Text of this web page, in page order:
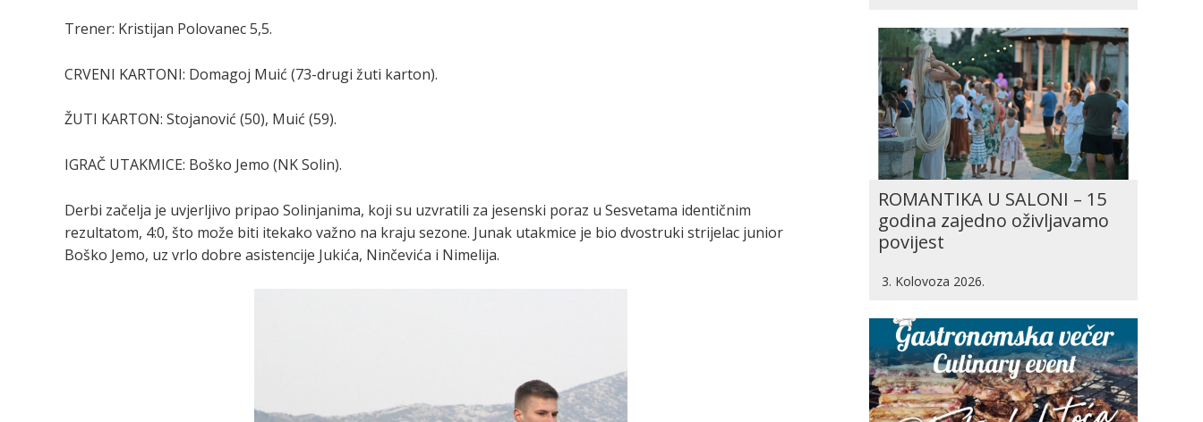
Trener: Kristijan Polovanec 5,5.
CRVENI KARTONI: Domagoj Muić (73-drugi žuti karton).
ŽUTI KARTON: Stojanović (50), Muić (59).
IGRAČ UTAKMICE: Boško Jemo (NK Solin).
Derbi začelja je uvjerljivo pripao Solinjanima, koji su uzvratili za jesenski poraz u Sesvetama identičnim
rezultatom, 4:0, što može biti itekako važno na kraju sezone. Junak utakmice je bio dvostruki strijelac junior
Boško Jemo, uz vrlo dobre asistencije Jukića, Ninčevića i Nimelija.
ROMANTIKA U SALONI – 15
godina zajedno oživljavamo
povijest
3. Kolovoza 2026.